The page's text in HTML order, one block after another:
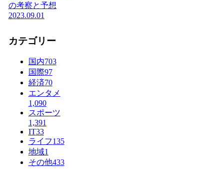
の考察と予想
2023.09.01
カテゴリー
国内703
国際97
経済70
エンタメ
1,090
スポーツ
1,391
IT33
ライフ135
地域1
その他433